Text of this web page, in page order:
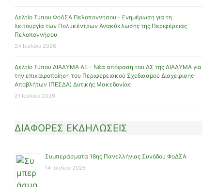
Δελτίο Τύπου ΦοΔΣΑ Πελοποννήσου – Ενημέρωση για τη
λειτουργία των Πολυκέντρων Ανακύκλωσης της Περιφέρειας
Πελοποννήσου
24 Ιουλίου 2026
Δελτίο Τύπου ΔΙΑΔΥΜΑ ΑΕ – Νέα απόφαση του ΔΣ της ΔΙΑΔΥΜΑ για
την επικαιροποίηση του Περιφερειακού Σχεδιασμού Διαχείρισης
Αποβλήτων (ΠΕΣΔΑ) Δυτικής Μακεδονίας
21 Ιουλίου 2026
ΔΙΑΦΟΡΕΣ ΕΚΔΗΛΩΣΕΙΣ
Συμπεράσματα 18ης Πανελλήνιας Συνόδου ΦοΔΣΑ
14 Ιουλίου 2026